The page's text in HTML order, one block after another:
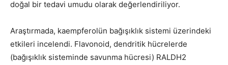
doğal bir tedavi umudu olarak değerlendiriliyor.
Araştırmada, kaempferolün bağışıklık sistemi üzerindeki
etkileri incelendi. Flavonoid, dendritik hücrelerde
(bağışıklık sisteminde savunma hücresi) RALDH2